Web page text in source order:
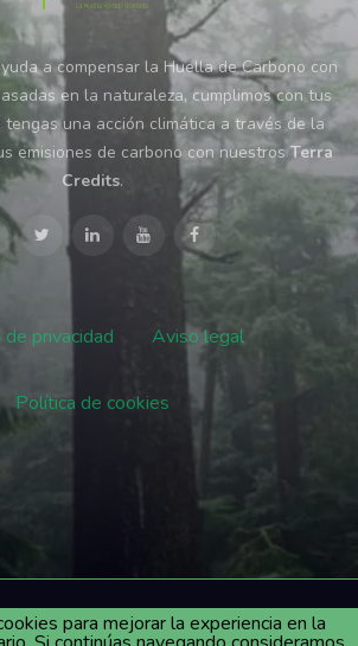
para mejorar la experiencia en la
a compensar la Huella de Carbono con
en la naturaleza, cumplimos con tus
una acción climática a través de la
emisiones de carbono con nuestrosTerra
Credits.
privacidad Aviso legal
Política de cookies
2023 by BiossFera Terra